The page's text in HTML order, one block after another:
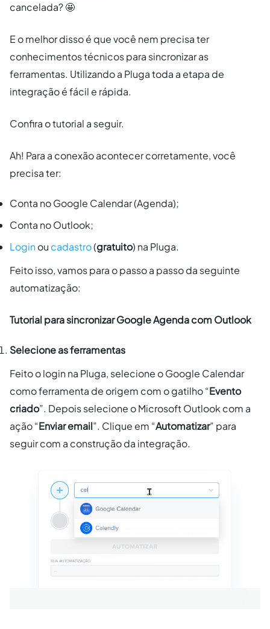
cancelada? 🤩
E o melhor disso é que você nem precisa ter
conhecimentos técnicos para sincronizar as
ferramentas. Utilizando a Pluga toda a etapa de
integração é fácil e rápida.
Confira o tutorial a seguir.
Ah! Para a conexão acontecer corretamente, você
precisa ter:
Conta no Google Calendar (Agenda);
Conta no Outlook;
Loginou cadastro(gratuito) na Pluga.
Feito isso, vamos para o passo a passo da seguinte
automatização:
Tutorial para sincronizar Google Agenda com Outlook
Selecione as ferramentas
Feito o login na Pluga, selecione o Google Calendar
como ferramenta de origem com o gatilho “Evento
criado”. Depois selecione o Microsoft Outlook com a
ação “Enviar email”. Clique em “Automatizar” para
seguir com a construção da integração.